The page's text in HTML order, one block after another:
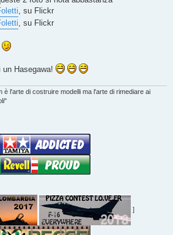
, su Flickr
, su Flickr
Hasegawa!
è l'arte di costruire modelli ma l'arte di rimediare ai
]